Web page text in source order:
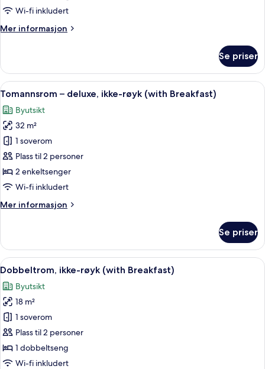
Smoking)
Twin
room,
(Twin
Room
-
Non-
Smoking)
Wi-fi inkludert
Mer informasjon
Mer
room,
Non-
smoking
Room
Non-
Smoking)
Se priser
Åpne
alle
bildene
av
Tomannsrom
–
deluxe,
ikke-
(with
Sengetøy av topp kvalitet, safe på
6
Tomannsrom – deluxe, ikke-røyk (with Breakfast)
Byutsikt
32 m²
1 soverom
Plass til 2 personer
2 enkeltsenger
Wi-fi inkludert
Mer informasjon
Mer
–
deluxe,
ikke-
(with
Breakfast)
Se priser
Åpne
alle
bildene
av
Dobbeltrom,
ikke-
røyk
(with
Sengetøy av topp kvalitet, safe på
7
Dobbeltrom, ikke-røyk (with Breakfast)
Byutsikt
18 m²
1 soverom
Plass til 2 personer
1 dobbeltseng
Wi-fi inkludert